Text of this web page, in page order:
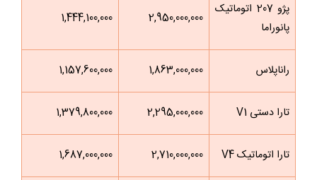
پژو 207 اتوماتیک
پانوراما
2,950,000,000
1,444,100,000
راناپلاس 1,863,000,000
1,157,600,000
تارا دستی V1 2,295,000,000
1,379,800,000
تارا اتوماتیک V4 2,710,000,000
1,687,000,000